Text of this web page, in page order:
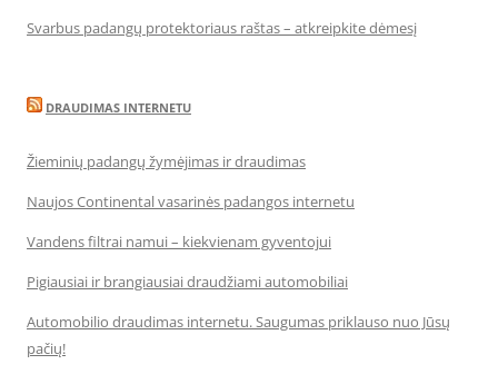
Svarbus padangų protektoriaus raštas – atkreipkite dėmesį
DRAUDIMAS INTERNETU
Žieminių padangų žymėjimas ir draudimas
Naujos Continental vasarinės padangos internetu
Vandens filtrai namui – kiekvienam gyventojui
Pigiausiai ir brangiausiai draudžiami automobiliai
Automobilio draudimas internetu. Saugumas priklauso nuo Jūsų
pačių!